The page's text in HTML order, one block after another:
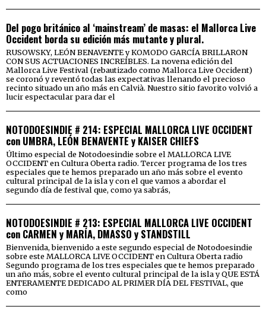
Del pogo británico al ‘mainstream’ de masas: el Mallorca Live
Occident borda su edición más mutante y plural.
RUSOWSKY, LEÓN BENAVENTE y KOMODO GARCÍA BRILLARON
CON SUS ACTUACIONES INCREÍBLES. La novena edición del
Mallorca Live Festival (rebautizado como Mallorca Live Occident)
se coronó y reventó todas las expectativas llenando el precioso
recinto situado un año más en Calvià. Nuestro sitio favorito volvió a
lucir espectacular para dar el
NOTODOESINDIE # 214: ESPECIAL MALLORCA LIVE OCCIDENT
con UMBRA, LEÓN BENAVENTE y KAISER CHIEFS
Último especial de Notodoesindie sobre el MALLORCA LIVE
OCCIDENT en Cultura Oberta radio. Tercer programa de los tres
especiales que te hemos preparado un año más sobre el evento
cultural principal de la isla y con el que vamos a abordar el
segundo día de festival que, como ya sabrás,
NOTODOESINDIE # 213: ESPECIAL MALLORCA LIVE OCCIDENT
con CARMEN y MARÍA, DMASSO y STANDSTILL
Bienvenida, bienvenido a este segundo especial de Notodoesindie
sobre este MALLORCA LIVE OCCIDENT en Cultura Oberta radio
Segundo programa de los tres especiales que te hemos preparado
un año más, sobre el evento cultural principal de la isla y QUE ESTÁ
ENTERAMENTE DEDICADO AL PRIMER DÍA DEL FESTIVAL, que
como